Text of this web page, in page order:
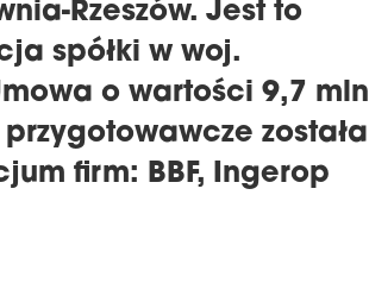
Rzeszów. Jest to
spółki w woj.
o wartości 9,7 mln
została
firm: BBF, Ingerop